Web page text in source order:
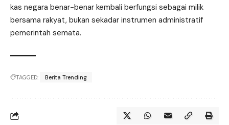
kas negara benar-benar kembali berfungsi sebagai milik
bersama rakyat, bukan sekadar instrumen administratif
pemerintah semata.
TAGGED: Berita Trending